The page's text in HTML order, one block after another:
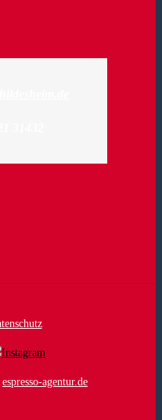
espresso-agentur.de